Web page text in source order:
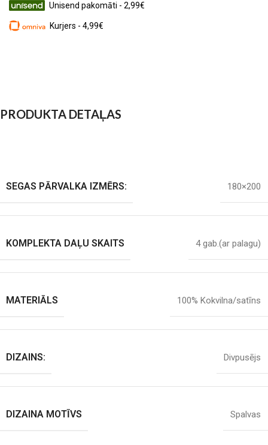
Unisend pakomāti - 2,99€
Kurjers - 4,99€
PRODUKTA DETAĻAS
SEGAS PĀRVALKA IZMĒRS: 180×200
KOMPLEKTA DAĻU SKAITS 4 gab.(ar palagu)
MATERIĀLS 100% Kokvilna/satīns
DIZAINS: Divpusējs
DIZAINA MOTĪVS Spalvas